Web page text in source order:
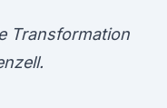
Transformation